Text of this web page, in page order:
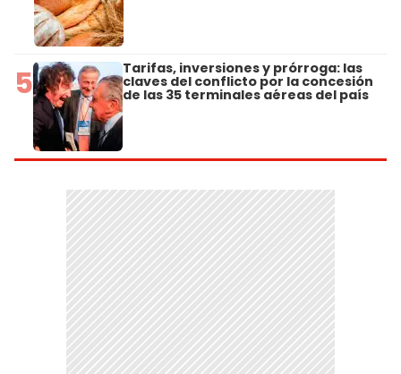
5 Tarifas, inversiones y prórroga: las
claves del conflicto por la concesión
de las 35 terminales aéreas del país